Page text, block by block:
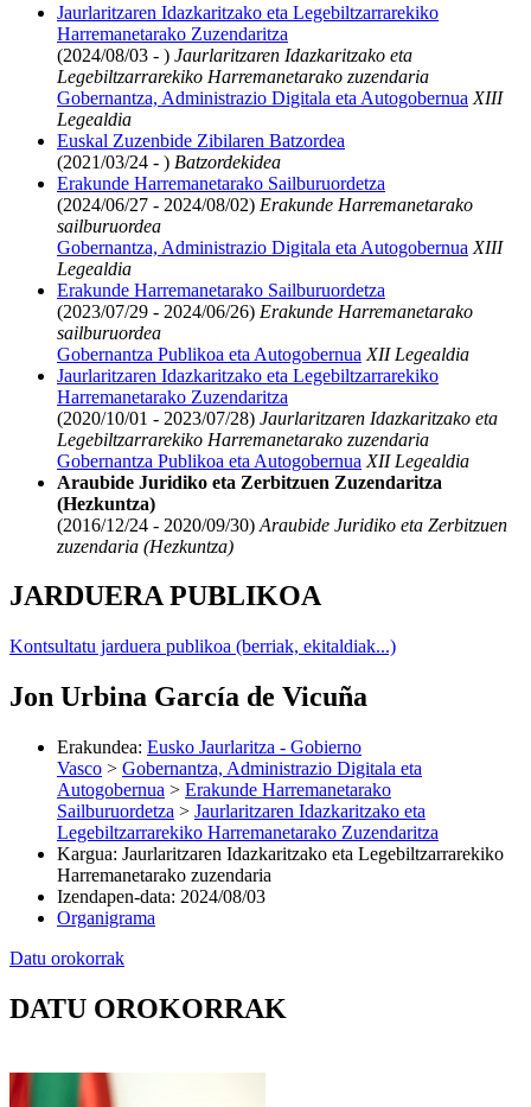
Jaurlaritzaren Idazkaritzako eta Legebiltzarrarekiko
Harremanetarako Zuzendaritza
(2024/08/03 - ) Jaurlaritzaren Idazkaritzako eta
Legebiltzarrarekiko Harremanetarako zuzendaria
Gobernantza, Administrazio Digitala eta Autogobernua XIII
Legealdia
Euskal Zuzenbide Zibilaren Batzordea
(2021/03/24 - ) Batzordekidea
Erakunde Harremanetarako Sailburuordetza
(2024/06/27 - 2024/08/02) Erakunde Harremanetarako
sailburuordea
Gobernantza, Administrazio Digitala eta Autogobernua XIII
Legealdia
Erakunde Harremanetarako Sailburuordetza
(2023/07/29 - 2024/06/26) Erakunde Harremanetarako
sailburuordea
Gobernantza Publikoa eta Autogobernua XII Legealdia
Jaurlaritzaren Idazkaritzako eta Legebiltzarrarekiko
Harremanetarako Zuzendaritza
(2020/10/01 - 2023/07/28) Jaurlaritzaren Idazkaritzako eta
Legebiltzarrarekiko Harremanetarako zuzendaria
Gobernantza Publikoa eta Autogobernua XII Legealdia
Araubide Juridiko eta Zerbitzuen Zuzendaritza
(Hezkuntza)
(2016/12/24 - 2020/09/30) Araubide Juridiko eta Zerbitzuen
zuzendaria (Hezkuntza)
JARDUERA PUBLIKOA
Kontsultatu jarduera publikoa (berriak, ekitaldiak...)
Jon Urbina García de Vicuña
Erakundea: Eusko Jaurlaritza - Gobierno
Vasco > Gobernantza, Administrazio Digitala eta
Autogobernua > Erakunde Harremanetarako
Sailburuordetza > Jaurlaritzaren Idazkaritzako eta
Legebiltzarrarekiko Harremanetarako Zuzendaritza
Kargua: Jaurlaritzaren Idazkaritzako eta Legebiltzarrarekiko
Harremanetarako zuzendaria
Izendapen-data: 2024/08/03
Organigrama
Datu orokorrak
DATU OROKORRAK